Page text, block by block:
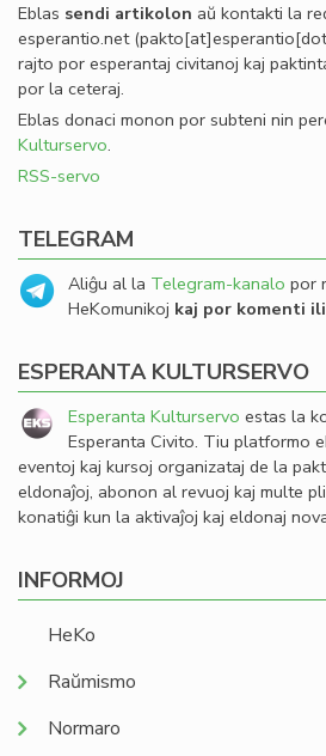
Eblas sendi artikolon aŭ kontakti la
esperantio.net
rajto por esperantaj civitanoj kaj
por la ceteraj.
Eblas donaci monon por subteni nin
Kulturservo.
RSS-servo
TELEGRAM
Aliĝu al la Telegram-kanalo por
HeKomunikoj kaj por komenti
ESPERANTA KULTURSERVO
Esperanta Kulturservo estas la
Esperanta Civito. Tiu platformo
eventoj kaj kursoj organizataj de la
eldonaĵoj, abonon al revuoj kaj multe
konatiĝi kun la aktivaĵoj kaj eldonaj
INFORMOJ
HeKo
Raŭmismo
Normaro